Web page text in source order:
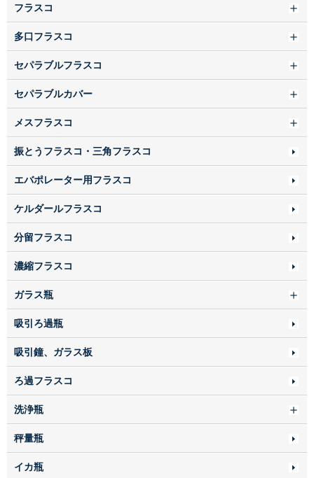
フラスコ
多口フラスコ
セパラブルフラスコ
セパラブルカバー
メスフラスコ
振とうフラスコ・三角フラスコ
エバポレーター用フラスコ
ケルダールフラスコ
分留フラスコ
濃縮フラスコ
ガラス瓶
吸引ろ過瓶
吸引鐘、ガラス板
ろ過フラスコ
洗浄瓶
秤量瓶
イカ瓶